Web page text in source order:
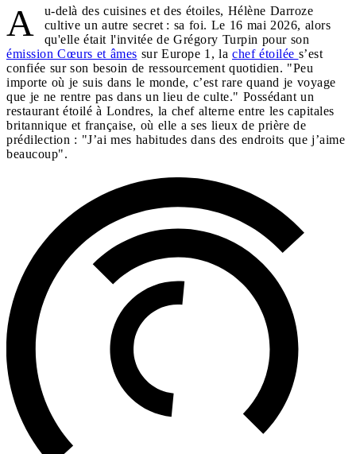
A
u-delà des cuisines et des étoiles, Hélène Darroze
cultive un autre secret : sa foi. Le 16 mai 2026, alors
qu'elle était l'invitée de Grégory Turpin pour son
émission Cœurs et âmes sur Europe 1, la chef étoilée s’est
confiée sur son besoin de ressourcement quotidien. "Peu
importe où je suis dans le monde, c’est rare quand je voyage
que je ne rentre pas dans un lieu de culte." Possédant un
restaurant étoilé à Londres, la chef alterne entre les capitales
britannique et française, où elle a ses lieux de prière de
prédilection : "J’ai mes habitudes dans des endroits que j’aime
beaucoup".